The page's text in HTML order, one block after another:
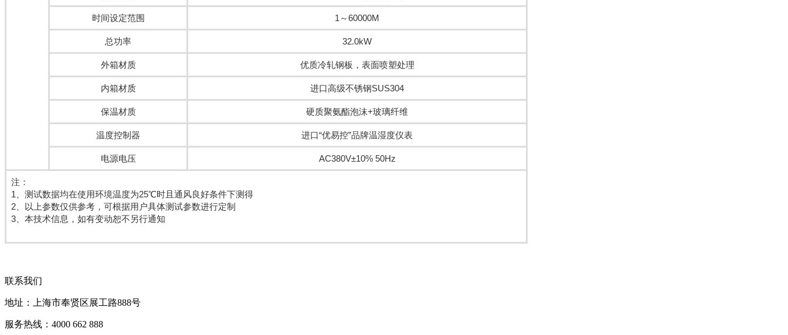
时间设定范围 1～60000M
总功率 32.0kW
外箱材质 优质冷轧钢板，表面喷塑处理
内箱材质 进口高级不锈钢SUS304
保温材质 硬质聚氨酯泡沫+玻璃纤维
温度控制器 进口“优易控”品牌温湿度仪表
电源电压 AC380V±10% 50Hz
注：
1、测试数据均在使用环境温度为25℃时且通风良好条件下测得
2、以上参数仅供参考，可根据用户具体测试参数进行定制
3、本技术信息，如有变动恕不另行通知
联系我们
地址：上海市奉贤区展工路888号
服务热线：4000 662 888